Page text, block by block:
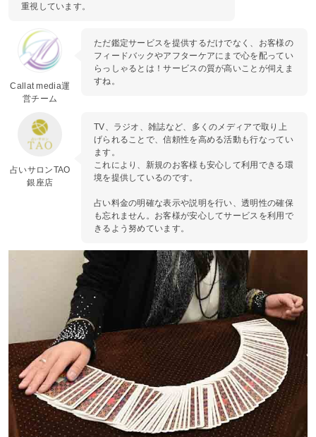
重視しています。
Callat media運
営チーム
ただ鑑定サービスを提供するだけでなく、お客様の
フィードバックやアフターケアにまで心を配ってい
らっしゃるとは！サービスの質が高いことが伺えま
すね。
占いサロンTAO
銀座店
TV、ラジオ、雑誌など、多くのメディアで取り上
げられることで、信頼性を高める活動も行なってい
ます。
これにより、新規のお客様も安心して利用できる環
境を提供しているのです。
占い料金の明確な表示や説明を行い、透明性の確保
も忘れません。お客様が安心してサービスを利用で
きるよう努めています。